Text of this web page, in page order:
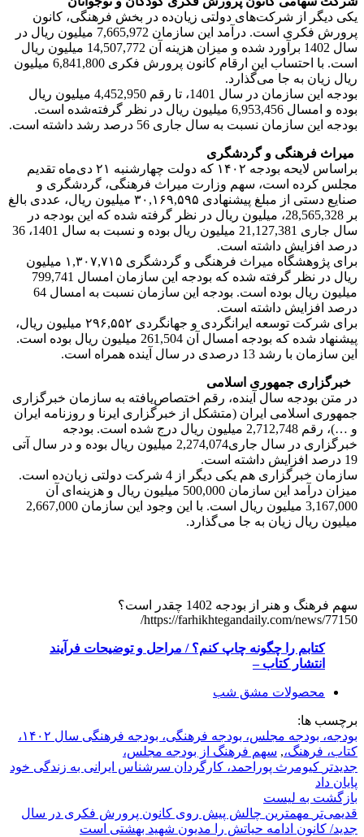
یکی دیگر از شرکت‌های دولتی زیان‌ده در بخش فرهنگی، کانون
پرورش فکری است. درآمد این سازمان 7,665,972 میلیون ریال در
سال 1402 برآورد شده و میزان هزینه آن 14,507,772 میلیون ریال
است. با احتساب این ارقام کانون پرورش فکری 6,841,800 میلیون
ریال زیان به جا می‌گذارد.
بودجه این سازمان در سال 1401، تا رقم 4,452,950 میلیون ریال
بوده و امسال 6,953,456 میلیون ریال در نظر گرفته‌شده است.
بودجه این سازمان نسبت به سال جاری 56 درصد رشد داشته است.
میراث فرهنگی و گردشگری
براساس لایحه بودجه ۱۴۰۲ که دولت چهارشنبه ۲۱ دی‌ماه تقدیم
مجلس کرده است، سهم وزارت میراث فرهنگی، گردشگری و
صنایع دستی از مبلغ پیشنهادی ۳۰,۱۶۹,۵۹۵ میلیون ریال، عددی بالغ
بر 28,565,328، میلیون ریال در نظر گرفته ‌شده که این بودجه در
سال جاری 21,127,381 میلیون ریال بوده و نسبت به سال 1401، 36
درصد افزایش داشته است.
برای پژوهشگاه میراث فرهنگی و گردشگری ۱,۳۰۷,۷۱۵ میلیون
ریال در نظر گرفته‌ شده که بودجه این سازمان امسال 799,741
میلیون ریال بوده است. بودجه این سازمان نسبت به امسال 64
درصد افزایش داشته است.
برای شرکت توسعه ایرانگردی و جهانگردی ۲۹۶,۵۵۲ میلیون ریال،
پیشنهاد شده که بودجه امسال آن 261,504 میلیون ریال بوده است.
این سازمان با رشد 13 درصدی در سال آینده همراه است.
خبرگزاری جمهوری اسلامی
در متن بودجه سال آینده، رقم اختصاص‌یافته به سازمان خبرگزاری
جمهوری اسلامی ایران (متشکل از خبرگزاری ایرنا و روزنامه ایران
و …)، رقم 2,712,748 میلیون ریال درج شده است. بودجه
خبرگزاری در سال جاری2,274,074 میلیون ریال بوده و در سال آتی
19 درصد افزایش داشته است.
سازمان خبرگزاری هم یکی دیگر از 4 شرکت دولتی زیان‌ده است.
میزان درآمد این سازمان 500,000 میلیون ریال و هزینه‌ای آن
3,167,000 میلیون ریال است. با این وجود این سازمان 2,667,000
میلیون ریال زیان به جا می‌گذارد.
سهم فرهنگ و هنر از بودجه 1402 چقدر است؟
https://farhikhtegandaily.com/news/77150/
کتابم را چگونه چاپ کنم؟ / مراحل و توضیحات فرآیند
انتشار کتاب –
محصولات مشق شب
برچسب ها:
بودجه، بودجه مجلس، بودجه فرهنگی، بودجه فرهنگی سال ۱۴۰۲،
کتاب، فرهنگ،, سهم فرهنگ از بودجه مجلس،
جدیدتر کیومرث پوراحمد، کارگردان سرشناس ایرانی به زندگی خود
پایان داد
بازگشت بە لیست
قدیمی‌تر مهمترین چالش‌ پیش روی کانون پرورش فکری در سال
جدید/ کانون ادامه حیاتش را مدیون شهید بهشتی است